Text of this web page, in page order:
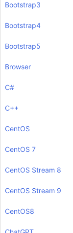
Bootstrap3
Bootstrap4
Bootstrap5
Browser
C#
C++
CentOS
CentOS 7
CentOS Stream 8
CentOS Stream 9
CentOS8